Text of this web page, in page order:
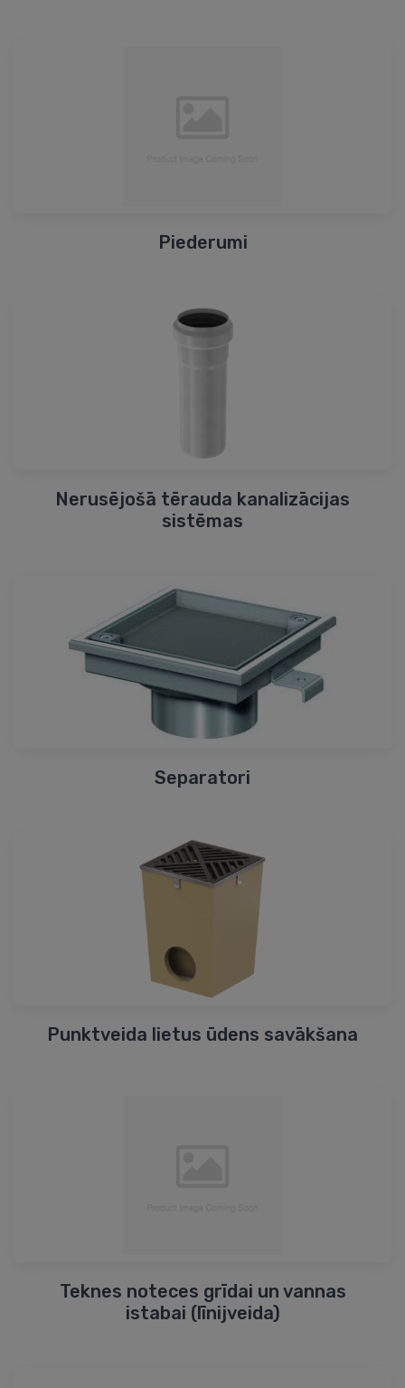
Piederumi
Nerusējošā tērauda kanalizācijas
sistēmas
Separatori
Punktveida lietus ūdens savākšana
Teknes noteces grīdai un vannas
istabai (līnijveida)